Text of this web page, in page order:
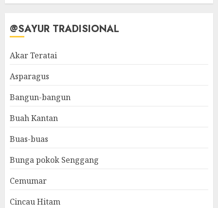
@SAYUR TRADISIONAL
Akar Teratai
Asparagus
Bangun-bangun
Buah Kantan
Buas-buas
Bunga pokok Senggang
Cemumar
Cincau Hitam